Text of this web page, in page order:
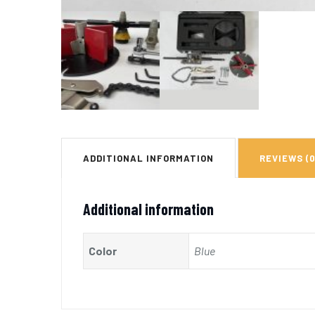
ADDITIONAL INFORMATION REVIEWS
Additional information
Color Blue